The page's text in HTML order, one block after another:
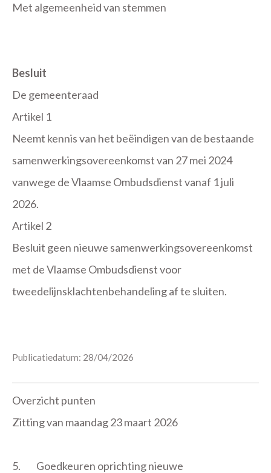
Met algemeenheid van stemmen
Besluit
De gemeenteraad
Artikel 1
Neemt kennis van het beëindigen van de bestaande
samenwerkingsovereenkomst van 27 mei 2024
vanwege de Vlaamse Ombudsdienst vanaf 1 juli
2026.
Artikel 2
Besluit geen nieuwe samenwerkingsovereenkomst
met de Vlaamse Ombudsdienst voor
tweedelijnsklachtenbehandeling af te sluiten.
Publicatiedatum: 28/04/2026
Overzicht punten
Zitting van maandag 23 maart 2026
5.
Goedkeuren oprichting nieuwe